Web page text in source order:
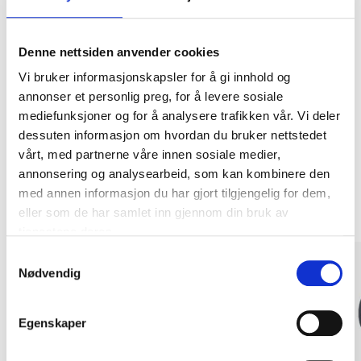
Denne nettsiden anvender cookies
Vi bruker informasjonskapsler for å gi innhold og
annonser et personlig preg, for å levere sosiale
mediefunksjoner og for å analysere trafikken vår. Vi deler
dessuten informasjon om hvordan du bruker nettstedet
vårt, med partnerne våre innen sosiale medier,
annonsering og analysearbeid, som kan kombinere den
med annen informasjon du har gjort tilgjengelig for dem,
eller som de har samlet inn gjennom din bruk av
Nødvendig
Egenskaper
Kjøp & Hent
Kjøp & Hent i ditt varehus.
LES MER
Andre kunder har også kjøpt